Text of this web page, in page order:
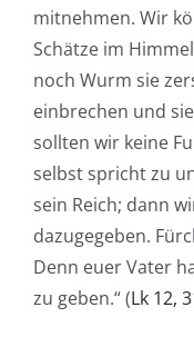
mitnehmen. Wir
Schätze im
noch Wurm sie
einbrechen und
sollten wir keine
selbst spricht zu
sein Reich; dann
dazugegeben.
Denn euer Vater
zu geben.“ (Lk 12,